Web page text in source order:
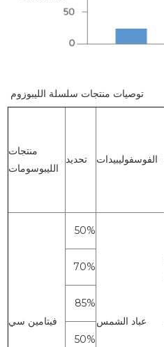
توصيات منتجات سلسلة الليبوزوم
منتجات
الليبوسومات
تحديد الفوسفوليبيدات
فيتامين سي
50%
عباد الشمس
70%
85%
50%